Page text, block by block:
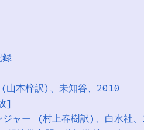
本梓訳)、未知谷、2010
]
ャー (村上春樹訳)、白水社